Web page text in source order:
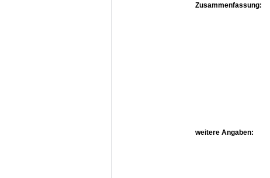
Zusammenfassung:
weitere Angaben: